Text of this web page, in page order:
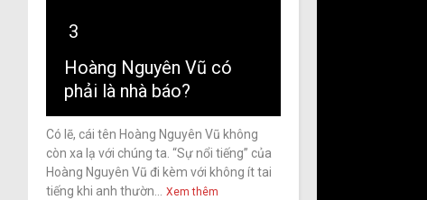
3
Hoàng Nguyên Vũ có
phải là nhà báo?
Có lẽ, cái tên Hoàng Nguyên Vũ không
còn xa lạ với chúng ta. “Sự nổi tiếng” của
Hoàng Nguyên Vũ đi kèm với không ít tai
tiếng khi anh thườn...
Xem thêm